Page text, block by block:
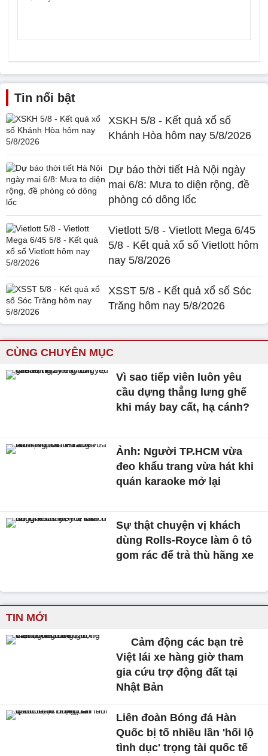
Tin nổi bật
XSKH 5/8 - Kết quả xổ số
Khánh Hòa hôm nay 5/8/2026
Dự báo thời tiết Hà Nội ngày
mai 6/8: Mưa to diện rộng, đề
phòng có dông lốc
Vietlott 5/8 - Vietlott Mega 6/45
5/8 - Kết quả xổ số Vietlott hôm
nay 5/8/2026
XSST 5/8 - Kết quả xổ số Sóc
Trăng hôm nay 5/8/2026
CÙNG CHUYÊN MỤC
Vì sao tiếp viên luôn yêu
cầu dựng thẳng lưng ghế
khi máy bay cất, hạ cánh?
Ảnh: Người TP.HCM vừa
đeo khẩu trang vừa hát khi
quán karaoke mở lại
Sự thật chuyện vị khách
dùng Rolls-Royce làm ô tô
gom rác để trả thù hãng xe
TIN MỚI
Cảm động các bạn trẻ
Việt lái xe hàng giờ tham
gia cứu trợ động đất tại
Nhật Bản
Liên đoàn Bóng đá Hàn
Quốc bị tố nhiều lần 'hối lộ
tình dục' trọng tài quốc tế